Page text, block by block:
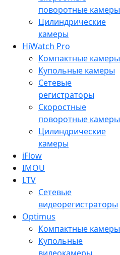
поворотные камеры
Цилиндрические
камеры
HiWatch Pro
Компактные камеры
Купольные камеры
Сетевые
регистраторы
Скоростные
поворотные камеры
Цилиндрические
камеры
iFlow
IMOU
LTV
Сетевые
видеорегистраторы
Optimus
Компактные камеры
Купольные